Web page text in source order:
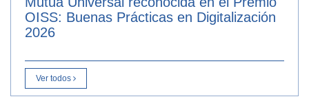
OISS: Buenas Prácticas en Digitalización
2026
Ver todos